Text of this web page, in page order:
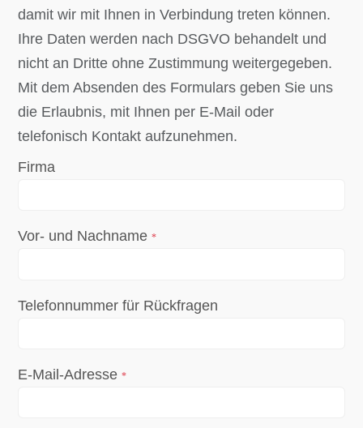
damit wir mit Ihnen in Verbindung treten können.
Ihre Daten werden nach DSGVO behandelt und
nicht an Dritte ohne Zustimmung weitergegeben.
Mit dem Absenden des Formulars geben Sie uns
die Erlaubnis, mit Ihnen per E-Mail oder
telefonisch Kontakt aufzunehmen.
Firma
Vor- und Nachname *
Telefonnummer für Rückfragen
E-Mail-Adresse *